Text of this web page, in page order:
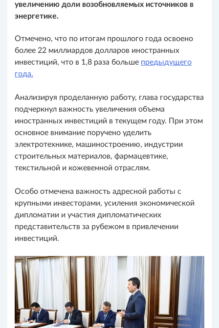
увеличению доли возобновляемых источников в
энергетике.
Отмечено, что по итогам прошлого года освоено
более 22 миллиардов долларов иностранных
инвестиций, что в 1,8 раза больше предыдущего
года.
Анализируя проделанную работу, глава государства
подчеркнул важность увеличения объема
иностранных инвестиций в текущем году. При этом
основное внимание поручено уделить
электротехнике, машиностроению, индустрии
строительных материалов, фармацевтике,
текстильной и кожевенной отраслям.
Особо отмечена важность адресной работы с
крупными инвесторами, усиления экономической
дипломатии и участия дипломатических
представительств за рубежом в привлечении
инвестиций.